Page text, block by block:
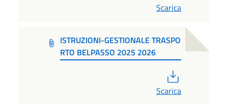
Scarica
ISTRUZIONI-GESTIONALE TRASPO
RTO BELPASSO 2025 2026
Scarica